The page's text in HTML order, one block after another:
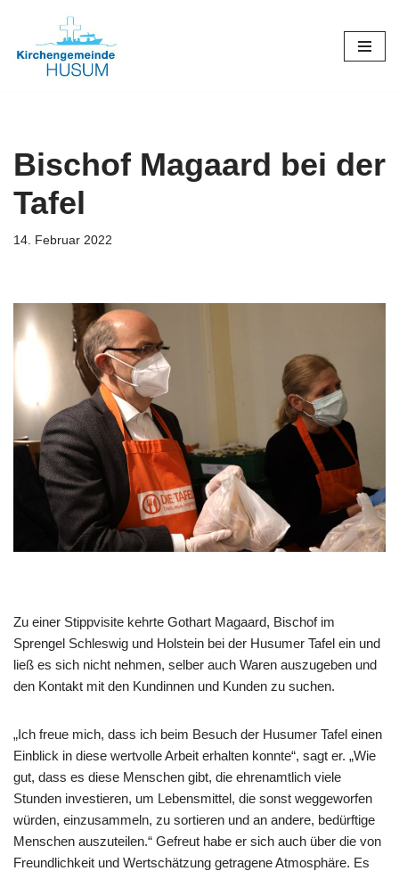
Zum
Bischof Magaard bei der
Tafel
14. Februar 2022
Zu einer Stippvisite kehrte Gothart Magaard, Bischof im
Sprengel Schleswig und Holstein bei der Husumer Tafel ein und
ließ es sich nicht nehmen, selber auch Waren auszugeben und
den Kontakt mit den Kundinnen und Kunden zu suchen.
„Ich freue mich, dass ich beim Besuch der Husumer Tafel einen
Einblick in diese wertvolle Arbeit erhalten konnte“, sagt er. „Wie
gut, dass es diese Menschen gibt, die ehrenamtlich viele
Stunden investieren, um Lebensmittel, die sonst weggeworfen
würden, einzusammeln, zu sortieren und an andere, bedürftige
Menschen auszuteilen.“ Gefreut habe er sich auch über die von
Freundlichkeit und Wertschätzung getragene Atmosphäre. Es